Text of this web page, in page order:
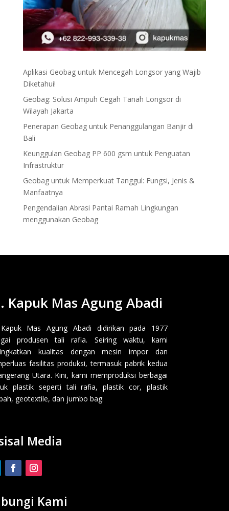
Aplikasi Geobag untuk Mencegah Longsor yang Wajib
Diketahui!
Geobag: Solusi Ampuh Cegah Tanah Longsor di
Wilayah Jakarta
Penerapan Geobag untuk Penanggulangan Banjir di
Bali
Keunggulan Geobag PP 600 gsm untuk Penguatan
Infrastruktur
Geobag untuk Memperkuat Tanggul: Fungsi, Jenis &
Manfaatnya
Pengendalian Abrasi Pantai Ramah Lingkungan
menggunakan Geobag
Kapuk Mas Agung Abadi
Mas Agung Abadi didirikan pada 1977
produsen tali rafia. Seiring waktu, kami
kualitas dengan mesin impor dan
fasilitas produksi, termasuk pabrik kedua
Utara. Kini, kami memproduksi berbagai
plastik seperti tali rafia, plastik cor, plastik
geotextile, dan jumbo bag.
Media
Kami